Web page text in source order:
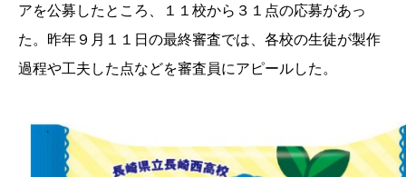
アを公募したところ、１１校から３１点の応募があっ
た。昨年９月１１日の最終審査では、各校の生徒が製作
過程や工夫した点などを審査員にアピールした。